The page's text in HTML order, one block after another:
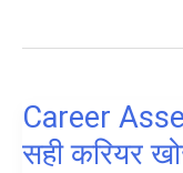
Career
सही करियर